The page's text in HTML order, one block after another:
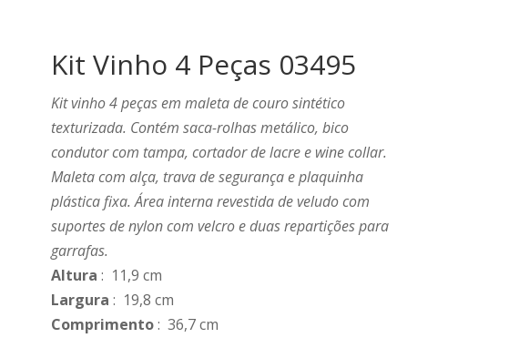
Kit Vinho 4 Peças 03495
Kit vinho 4 peças em maleta de couro sintético
texturizada. Contém saca-rolhas metálico, bico
condutor com tampa, cortador de lacre e wine collar.
Maleta com alça, trava de segurança e plaquinha
plástica fixa. Área interna revestida de veludo com
suportes de nylon com velcro e duas repartições para
garrafas.
Altura : 11,9 cm
Largura : 19,8 cm
Comprimento: 36,7 cm